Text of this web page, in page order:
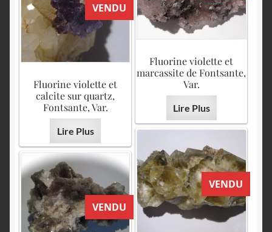
Fluorine violette et
marcassite de Fontsante,
Var.
Lire Plus
VENDU
Fluorine violette et
calcite sur quartz,
Fontsante, Var.
Lire Plus
VENDU
VENDU